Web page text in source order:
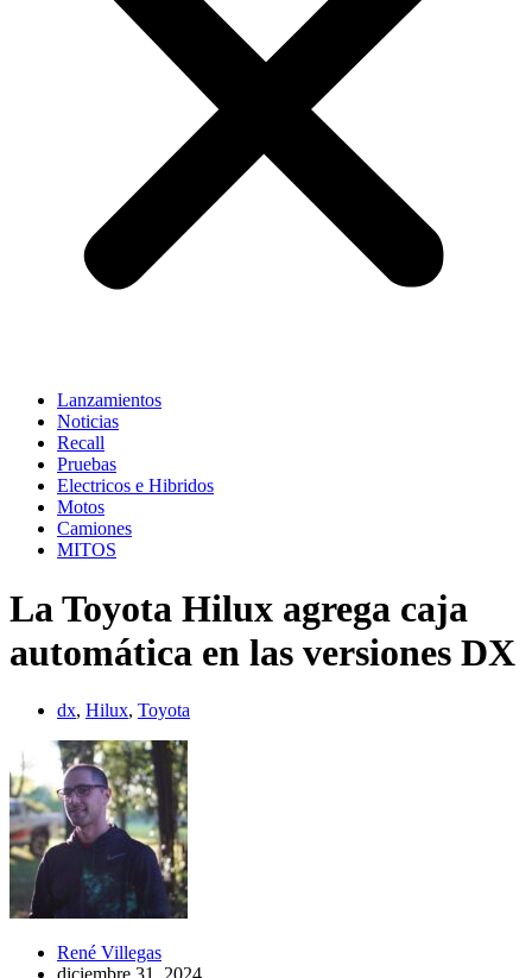
Lanzamientos
Noticias
Recall
Pruebas
Electricos e Hibridos
Motos
Camiones
MITOS
La Toyota Hilux agrega caja
automática en las versiones DX
dx, Hilux, Toyota
René Villegas